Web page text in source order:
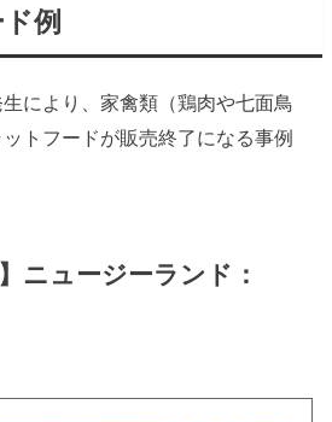
例
により、家禽類（鶏肉や七面鳥
トフードが販売終了になる事例
ニュージーランド：